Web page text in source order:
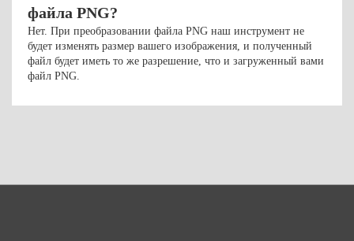
файла PNG?
Нет. При преобразовании файла PNG наш инструмент не
будет изменять размер вашего изображения, и полученный
файл будет иметь то же разрешение, что и загруженный вами
файл PNG.